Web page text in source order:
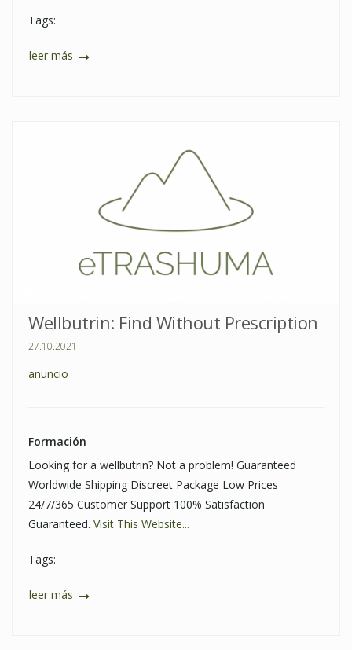
Tags:
leer más
Wellbutrin: Find Without Prescription
27.10.2021
anuncio
Formación
Looking for a wellbutrin? Not a problem! Guaranteed
Worldwide Shipping Discreet Package Low Prices
24/7/365 Customer Support 100% Satisfaction
Guaranteed. Visit This Website...
Tags:
leer más